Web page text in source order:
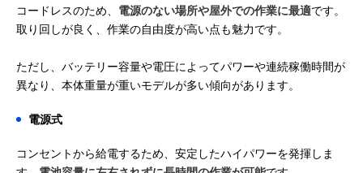
コードレスのため、 電源のない場所や屋外での作業に最適です。
取り回しが良く、作業の自由度が高い点も魅力です。
ただし、バッテリー容量や電圧によってパワーや連続稼働時間が
異なり、本体重量が重いモデルが多い傾向があります。
電源式
コンセントから給電するため、安定したハイパワーを発揮しま